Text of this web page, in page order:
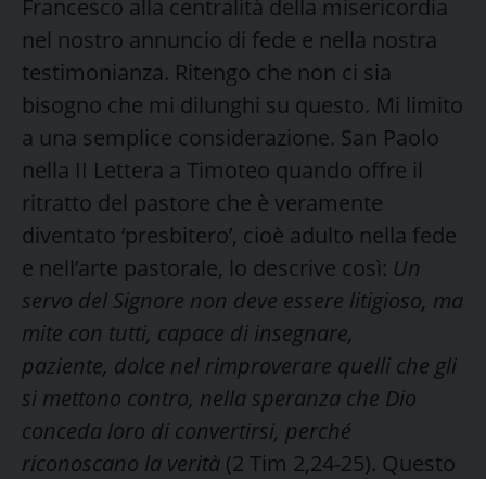
Francesco alla centralità della misericordia
nel nostro annuncio di fede e nella nostra
testimonianza. Ritengo che non ci sia
bisogno che mi dilunghi su questo. Mi limito
a una semplice considerazione. San Paolo
nella II Lettera a Timoteo quando offre il
ritratto del pastore che è veramente
diventato ‘presbitero’, cioè adulto nella fede
e nell’arte pastorale, lo descrive così: Un
servo del Signore non deve essere litigioso, ma
mite con tutti, capace di insegnare,
paziente, dolce nel rimproverare quelli che gli
si mettono contro, nella speranza che Dio
conceda loro di convertirsi, perché
riconoscano la verità (2 Tim 2,24-25). Questo